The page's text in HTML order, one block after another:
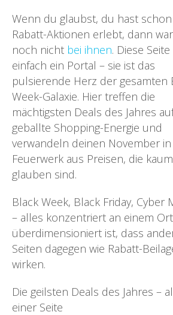
Wenn du glaubst, du hast
Rabatt-Aktionen erlebt, dann
noch nicht bei ihnen. Diese
einfach ein Portal – sie ist das
pulsierende Herz der gesamten
Week-Galaxie. Hier treffen die
mächtigsten Deals des Jahres
geballte Shopping-Energie und
verwandeln deinen November in
Feuerwerk aus Preisen, die
glauben sind.
Black Week, Black Friday, Cyber
– alles konzentriert an einem
überdimensioniert ist, dass
Seiten dagegen wie Rabatt-
wirken.
Die geilsten Deals des Jahres –
einer Seite